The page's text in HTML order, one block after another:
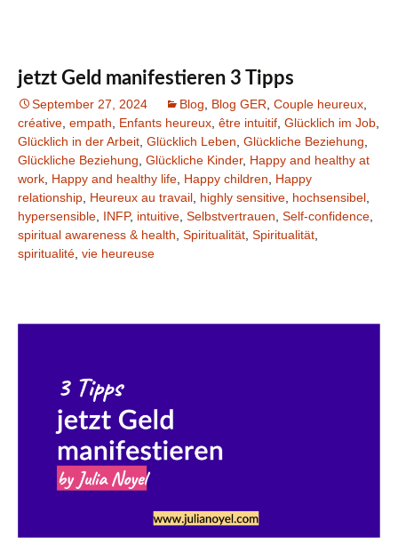
jetzt Geld manifestieren 3 Tipps
September 27, 2024 Blog, Blog GER, Couple heureux,
créative, empath, Enfants heureux, être intuitif, Glücklich im Job,
Glücklich in der Arbeit, Glücklich Leben, Glückliche Beziehung,
Glückliche Beziehung, Glückliche Kinder, Happy and healthy at
work, Happy and healthy life, Happy children, Happy
relationship, Heureux au travail, highly sensitive, hochsensibel,
hypersensible, INFP, intuitive, Selbstvertrauen, Self-confidence,
spiritual awareness & health, Spiritualität, Spiritualität,
spiritualité, vie heureuse